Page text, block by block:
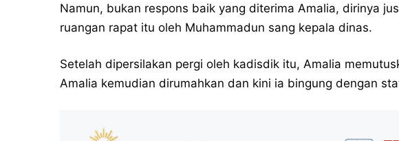
Namun, bukan respons baik yang diterima Amalia, dirinya
ruangan rapat itu oleh Muhammadun sang kepala dinas.
Setelah dipersilakan pergi oleh kadisdik itu, Amalia
Amalia kemudian dirumahkan dan kini ia bingung dengan